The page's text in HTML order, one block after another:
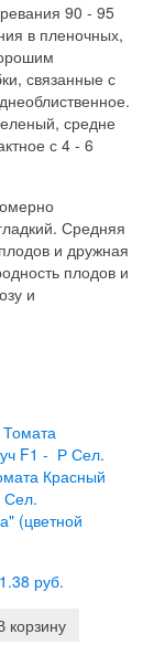
90 - 95
в пленочных,
связанные с
средне
с 4 - 6
Средняя
и дружная
плодов и
и
Красный
Сел.
(цветной
руб.
корзину